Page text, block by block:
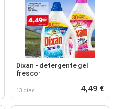
Dixan - detergente gel
frescor
13 días 4,49 €